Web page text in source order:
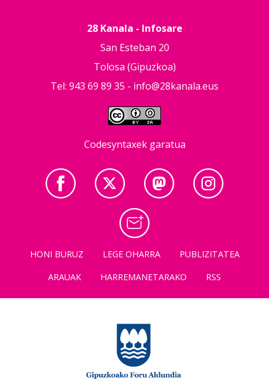
28 Kanala - Infosare
San Esteban 20
Tolosa (Gipuzkoa)
Tel: 943 69 89 35 - info@28kanala.eus
Codesyntaxek garatua
HONI BURUZ LEGE OHARRA
PUBLIZITATEA
ARAUAK
HARREMANETARAKO RSS